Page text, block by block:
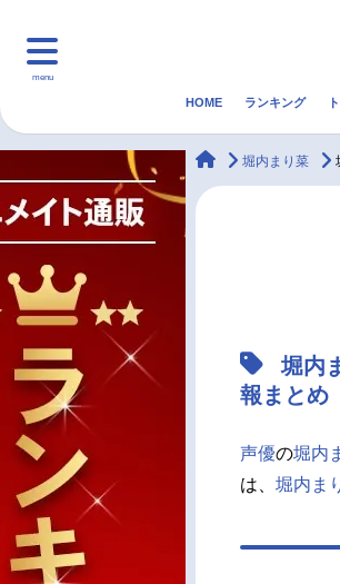
menu
マンガ・ラノベ
HOME ランキング
animateTimes
堀内まり菜
堀内
報まとめ
声優の堀内
は、 堀内ま